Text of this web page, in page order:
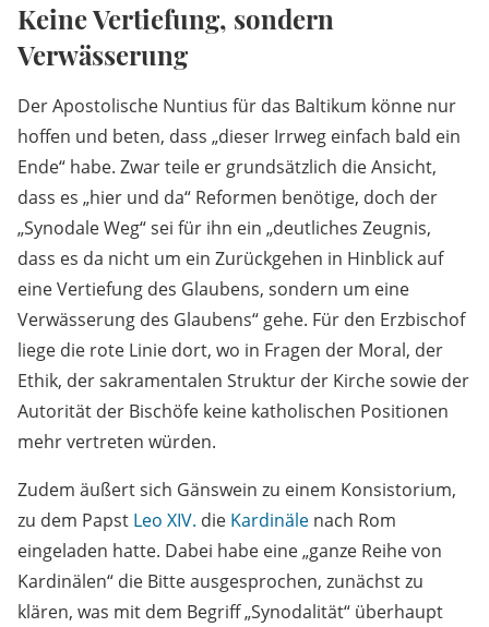
Keine Vertiefung, sondern
Verwässerung
Der Apostolische Nuntius für das Baltikum könne nur
hoffen und beten, dass „dieser Irrweg einfach bald ein
Ende“ habe. Zwar teile er grundsätzlich die Ansicht,
dass es „hier und da“ Reformen benötige, doch der
„Synodale Weg“ sei für ihn ein „deutliches Zeugnis,
dass es da nicht um ein Zurückgehen in Hinblick auf
eine Vertiefung des Glaubens, sondern um eine
Verwässerung des Glaubens“ gehe. Für den Erzbischof
liege die rote Linie dort, wo in Fragen der Moral, der
Ethik, der sakramentalen Struktur der Kirche sowie der
Autorität der Bischöfe keine katholischen Positionen
mehr vertreten würden.
Zudem äußert sich Gänswein zu einem Konsistorium,
zu dem Papst Leo XIV. die Kardinäle nach Rom
eingeladen hatte. Dabei habe eine „ganze Reihe von
Kardinälen“ die Bitte ausgesprochen, zunächst zu
klären, was mit dem Begriff „Synodalität“ überhaupt